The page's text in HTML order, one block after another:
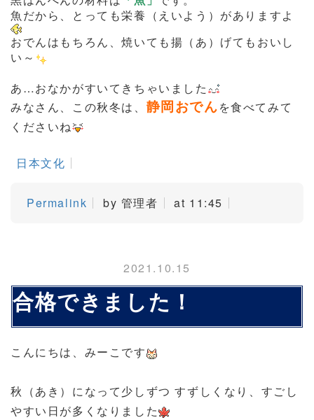
魚だから、とっても栄養（えいよう）がありますよ
おでんはもちろん、焼いても揚（あ）げてもおいし
い～
あ…おなかがすいてきちゃいました
みなさん、この秋冬は、 静岡おでんを食べてみて
くださいね
日本文化
Permalink by 管理者 at 11:45
2021.10.15
合格できました！
こんにちは、みーこです
秋（あき）になって少しずつ すずしくなり、すごし
やすい日が多くなりました